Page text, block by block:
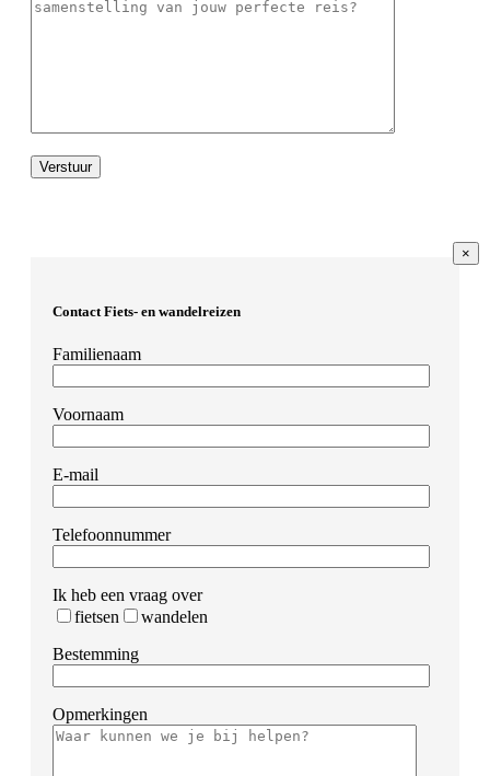
×
Contact Fiets- en wandelreizen
Familienaam
Voornaam
E-mail
Telefoonnummer
Ik heb een vraag over
fietsen
wandelen
Bestemming
Opmerkingen